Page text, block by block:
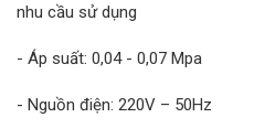
nhu cầu sử dụng
- Áp suất: 0,04 - 0,07 Mpa
- Nguồn điện: 220V – 50Hz